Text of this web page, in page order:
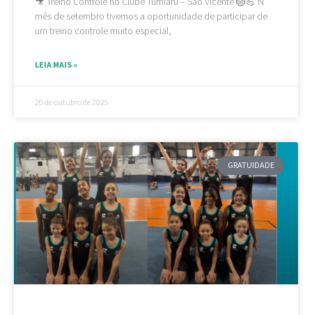
mês de setembro tivemos a oportunidade de participar de
um treino controle muito especial,
LEIA MAIS »
20 de outubro de 2025
GRATUIDADE